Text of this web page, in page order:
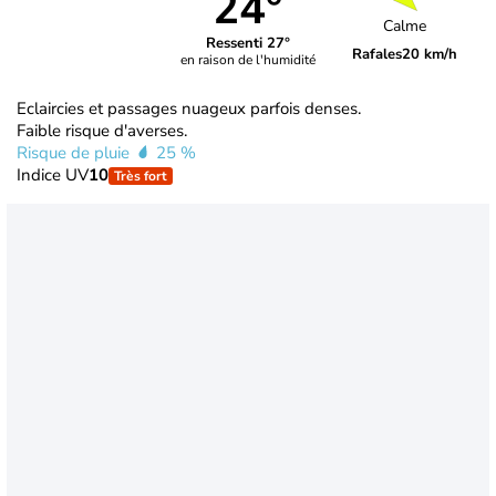
Ressenti 27°
en raison de l'humidité
Calme
Rafales20 km/h
Eclaircies et passages nuageux parfois denses.
Faible risque d'averses.
Risque de pluie
25 %
Indice UV10 Très fort